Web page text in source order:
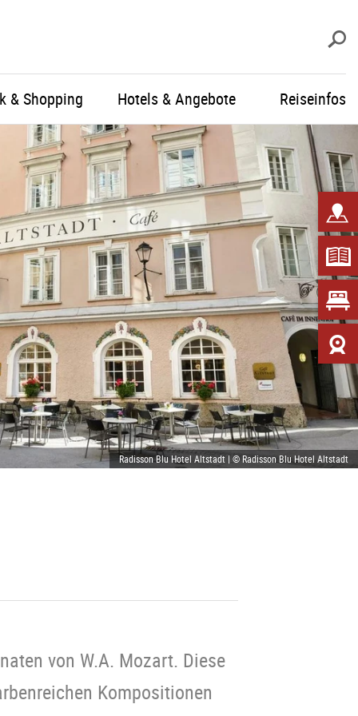
& Shopping Hotels & Angebote Reiseinfos
Radisson Blu Hotel Altstadt | © Radisson Blu Hotel Altstadt
von W.A. Mozart. Diese
Kompositionen